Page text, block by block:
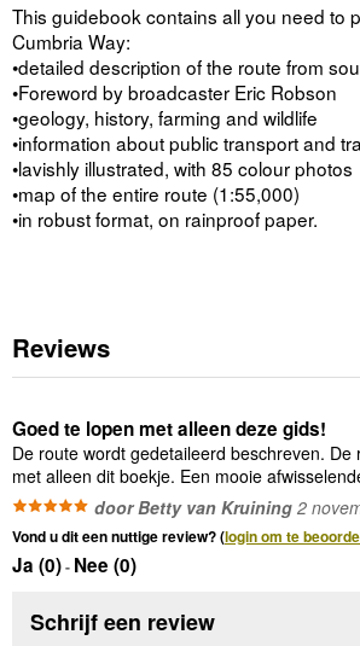
This guidebook contains all you need to
Cumbria Way:
•detailed description of the route from
•Foreword by broadcaster Eric Robson
•geology, history, farming and wildlife
•information about public transport and
•lavishly illustrated, with 85 colour photos
•map of the entire route (1:55,000)
•in robust format, on rainproof paper.
Reviews
Goed te lopen met alleen deze gids!
De route wordt gedetaileerd beschreven. De
met alleen dit boekje. Een mooie
door Betty van Kruining 2
Vond u dit een nuttige review? (login om te
Ja (0)- Nee (0)
Schrijf een review